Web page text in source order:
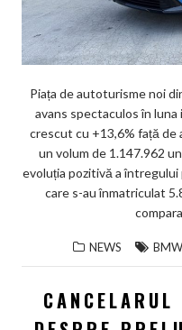
Piața de autoturisme noi
avans spectaculos în
crescut cu +13,6% față de
un volum de 1.147.962
evoluția pozitivă a
care s-au înmatriculat
NEWS BMW